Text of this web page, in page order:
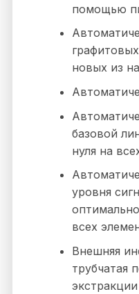
помощью
новых из
базовой
нуля на
уровня
всех
Внешняя
трубчатая